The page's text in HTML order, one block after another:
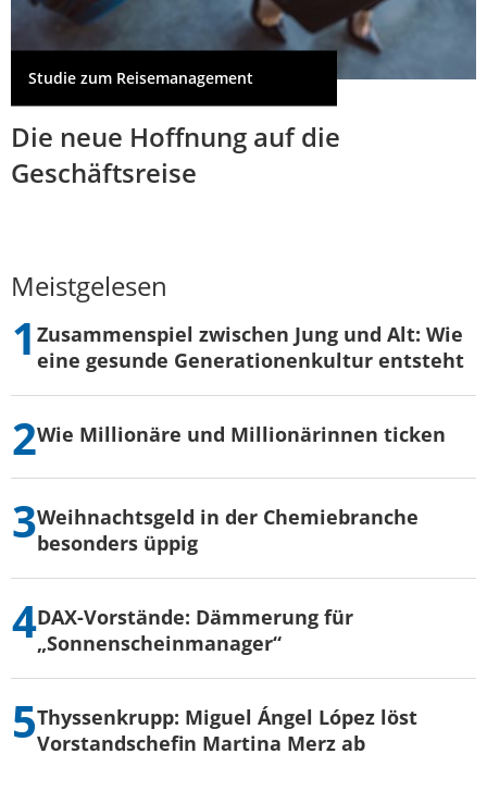
Studie zum Reisemanagement
Die neue Hoffnung auf die
Geschäftsreise
Meistgelesen
Zusammenspiel zwischen Jung und Alt: Wie
eine gesunde Generationenkultur entsteht
Wie Millionäre und Millionärinnen ticken
Weihnachtsgeld in der Chemiebranche
besonders üppig
DAX-Vorstände: Dämmerung für
„Sonnenscheinmanager“
Thyssenkrupp: Miguel Ángel López löst
Vorstandschefin Martina Merz ab